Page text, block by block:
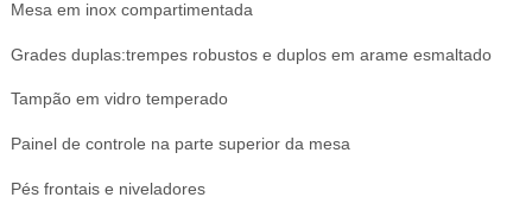
Mesa em inox compartimentada
Grades duplas:trempes robustos e duplos em arame esmaltado
Tampão em vidro temperado
Painel de controle na parte superior da mesa
Pés frontais e niveladores